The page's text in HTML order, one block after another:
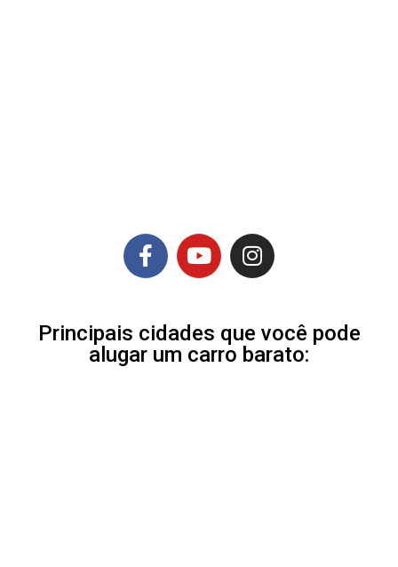
Principais cidades que você pode
alugar um carro barato: